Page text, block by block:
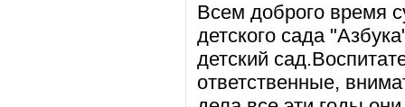
Всем доброго время
детского сада
детский
ответственные,